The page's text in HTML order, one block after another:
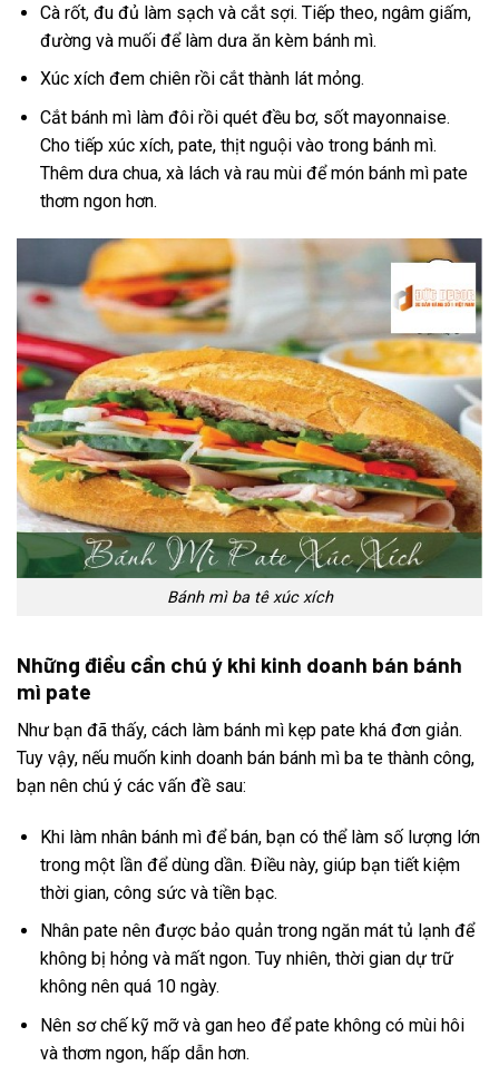
Cà rốt, đu đủ làm sạch và cắt sợi. Tiếp theo, ngâm giấm,
đường và muối để làm dưa ăn kèm bánh mì.
Xúc xích đem chiên rồi cắt thành lát mỏng.
Cắt bánh mì làm đôi rồi quét đều bơ, sốt mayonnaise.
Cho tiếp xúc xích, pate, thịt nguội vào trong bánh mì.
Thêm dưa chua, xà lách và rau mùi để món bánh mì pate
thơm ngon hơn.
Bánh mì ba tê xúc xích
Những điều cần chú ý khi kinh doanh bán bánh
mì pate
Như bạn đã thấy, cách làm bánh mì kẹp pate khá đơn giản.
Tuy vậy, nếu muốn kinh doanh bán bánh mì ba te thành công,
bạn nên chú ý các vấn đề sau:
Khi làm nhân bánh mì để bán, bạn có thể làm số lượng lớn
trong một lần để dùng dần. Điều này, giúp bạn tiết kiệm
thời gian, công sức và tiền bạc.
Nhân pate nên được bảo quản trong ngăn mát tủ lạnh để
không bị hỏng và mất ngon. Tuy nhiên, thời gian dự trữ
không nên quá 10 ngày.
Nên sơ chế kỹ mỡ và gan heo để pate không có mùi hôi
và thơm ngon, hấp dẫn hơn.